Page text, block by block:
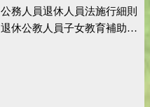
公務人員退休人員法施行細則
退休公教人員子女教育補助規定